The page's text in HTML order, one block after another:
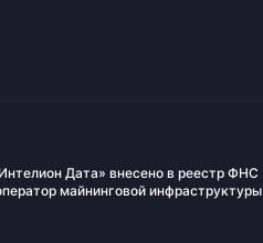
Дата» внесено в реестр ФНС
майнинговой инфраструктуры